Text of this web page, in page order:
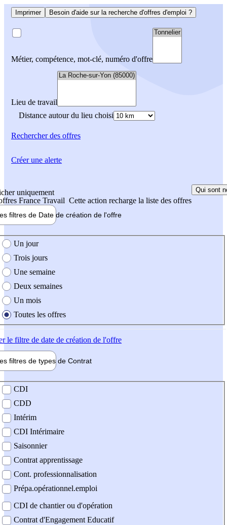
Imprimer Besoin d'aide sur la recherche d'offres d'emploi ?
Métier, compétence, mot-clé, numéro d'offre
Lieu de travail
Distance autour du lieu choisi
Rechercherdes offres
uniquement
France Travail Cette action recharge la liste des offres
Qui sont
filtres de Date de création de l'offre
création de l'offre
Un jour
Trois jours
Une semaine
Deux semaines
Un mois
Toutes les offres
le filtre de date de création de l'offre
filtres de types de Contrat
contrat
CDI
CDD
Intérim
CDI Intérimaire
Saisonnier
Contrat apprentissage
Cont. professionnalisation
Prépa.opérationnel.emploi
CDI de chantier ou d'opération
Contrat d'Engagement Educatif
Créer une alerte